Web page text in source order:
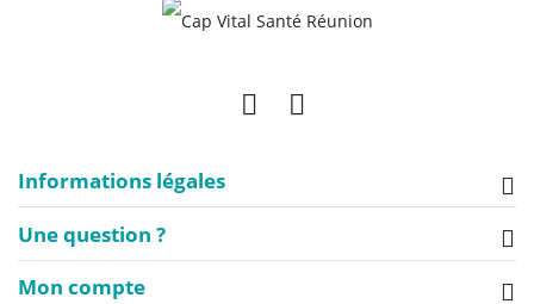
Informations légales
Une question ?
Mon compte